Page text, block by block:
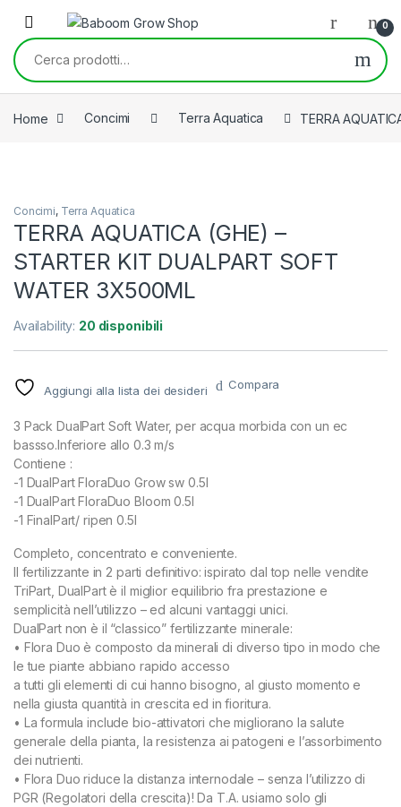
Skip to navigation
Skip to content
0
Cerca:
Home Concimi Terra Aquatica TERRA
Concimi, Terra Aquatica
TERRA AQUATICA (GHE) –
STARTER KIT DUALPART SOFT
WATER 3X500ML
Availability: 20 disponibili
Aggiungi alla lista dei desideri Compara
3 Pack DualPart Soft Water, per acqua morbida con un ec
bassso.Inferiore allo 0.3 m/s
Contiene :
-1 DualPart FloraDuo Grow sw 0.5l
-1 DualPart FloraDuo Bloom 0.5l
-1 FinalPart/ ripen 0.5l
Completo, concentrato e conveniente.
Il fertilizzante in 2 parti definitivo: ispirato dal top nelle vendite
TriPart, DualPart è il miglior equilibrio fra prestazione e
semplicità nell’utilizzo – ed alcuni vantaggi unici.
DualPart non è il “classico” fertilizzante minerale:
• Flora Duo è composto da minerali di diverso tipo in modo che
le tue piante abbiano rapido accesso
a tutti gli elementi di cui hanno bisogno, al giusto momento e
nella giusta quantità in crescita ed in fioritura.
• La formula include bio-attivatori che migliorano la salute
generale della pianta, la resistenza ai patogeni e l’assorbimento
dei nutrienti.
• Flora Duo riduce la distanza internodale – senza l’utilizzo di
PGR (Regolatori della crescita)! Da T.A. usiamo solo gli